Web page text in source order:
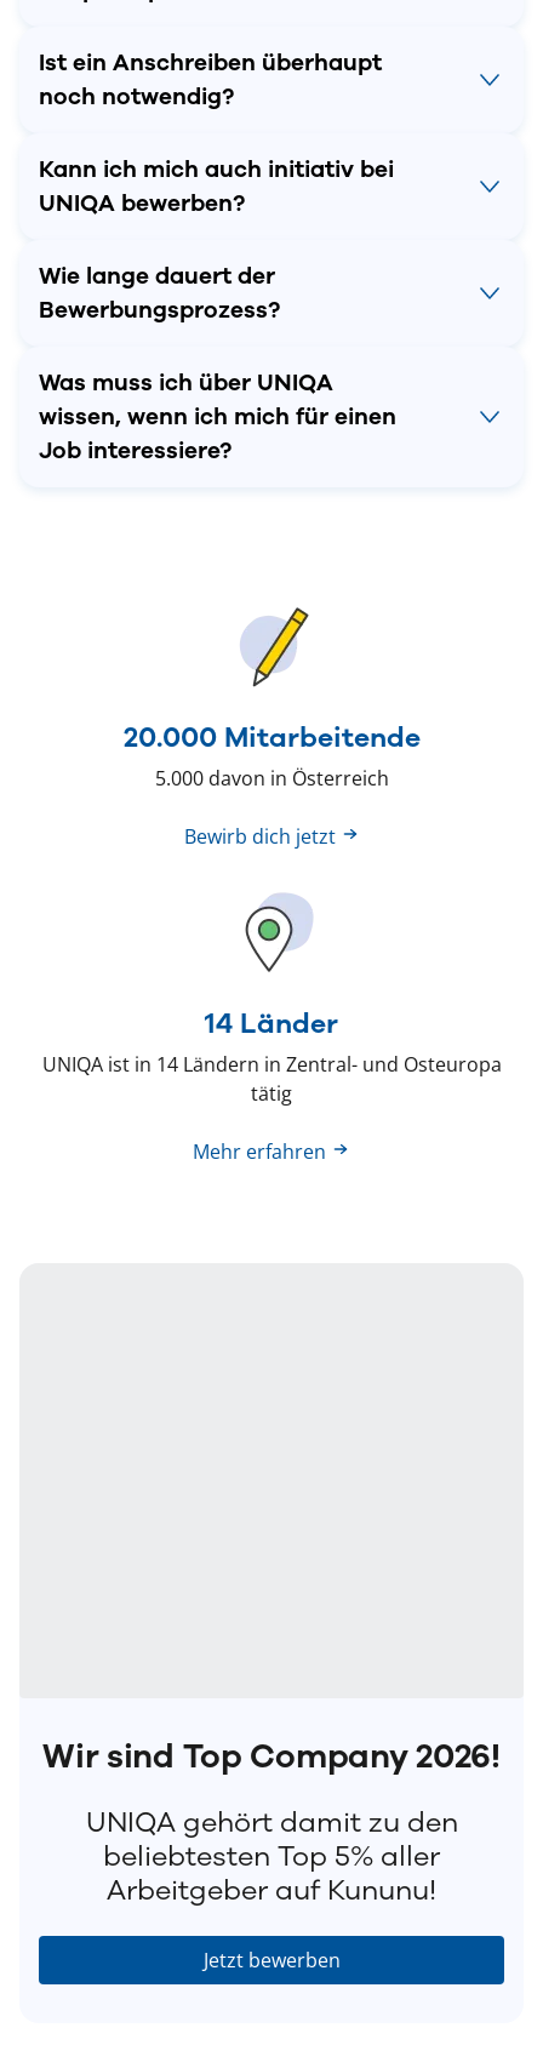
Ist ein Anschreiben überhaupt
noch notwendig?
Kann ich mich auch initiativ bei
UNIQA bewerben?
Wie lange dauert der
Bewerbungsprozess?
Was muss ich über UNIQA
wissen, wenn ich mich für einen
Job interessiere?
20.000 Mitarbeitende
5.000 davon in Österreich
Bewirb dich jetzt
14 Länder
UNIQA ist in 14 Ländern in Zentral- und Osteuropa
tätig
Mehr erfahren
Wir sind Top Company 2026!
UNIQA gehört damit zu den
beliebtesten Top 5% aller
Arbeitgeber auf Kununu!
Jetzt bewerben